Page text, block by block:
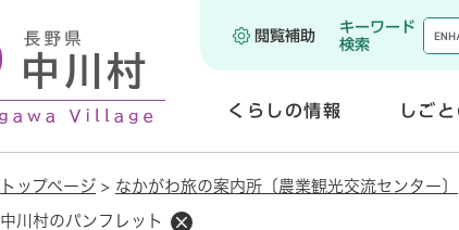
メニ
閲覧補助
キーワード
検索
くらしの情報
く
しご
く
トップページ > なかがわ旅の案内所〔農業観光交流センター〕
中川村のパンフレット